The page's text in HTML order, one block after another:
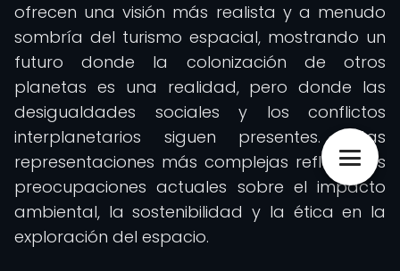
ofrecen una visión más realista y a menudo
sombría del turismo espacial, mostrando un
futuro donde la colonización de otros
planetas es una realidad, pero donde las
desigualdades sociales y los conflictos
interplanetarios siguen presentes. Estas
representaciones más complejas reflejan las
preocupaciones actuales sobre el impacto
ambiental, la sostenibilidad y la ética en la
exploración del espacio.